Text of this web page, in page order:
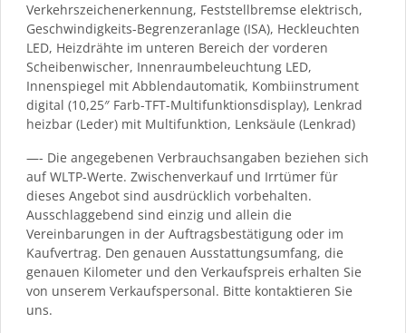
Verkehrszeichenerkennung, Feststellbremse elektrisch,
Geschwindigkeits-Begrenzeranlage (ISA), Heckleuchten
LED, Heizdrähte im unteren Bereich der vorderen
Scheibenwischer, Innenraumbeleuchtung LED,
Innenspiegel mit Abblendautomatik, Kombiinstrument
digital (10,25″ Farb-TFT-Multifunktionsdisplay), Lenkrad
heizbar (Leder) mit Multifunktion, Lenksäule (Lenkrad)
—- Die angegebenen Verbrauchsangaben beziehen sich
auf WLTP-Werte. Zwischenverkauf und Irrtümer für
dieses Angebot sind ausdrücklich vorbehalten.
Ausschlaggebend sind einzig und allein die
Vereinbarungen in der Auftragsbestätigung oder im
Kaufvertrag. Den genauen Ausstattungsumfang, die
genauen Kilometer und den Verkaufspreis erhalten Sie
von unserem Verkaufspersonal. Bitte kontaktieren Sie
uns.